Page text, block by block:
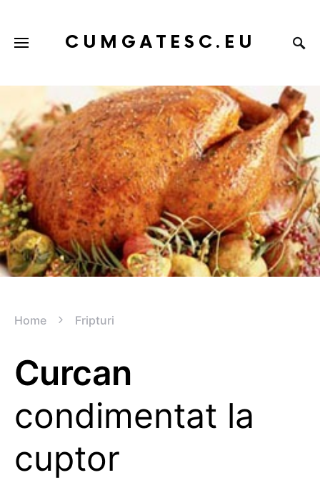
CUMGATESC.EU
Home Fripturi
Curcan
condimentat la
cuptor